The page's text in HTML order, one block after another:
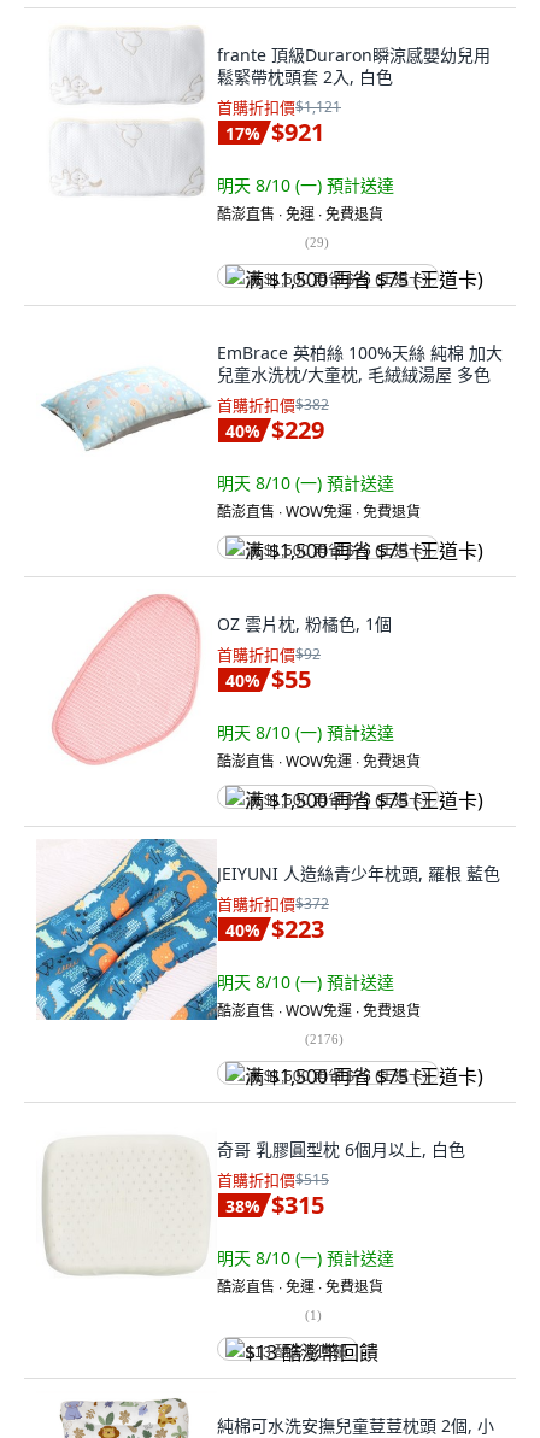
frante 頂級Duraron瞬涼感嬰幼兒用
鬆緊帶枕頭套 2入, 白色
首購折扣價$1,121
17% $921
明天 8/10 (一) 預計送達
酷澎直售 ∙ 免運 ∙ 免費退貨
(29)
满 $1,500 再省 $75 (王道卡)
EmBrace 英柏絲 100%天絲 純棉 加大
兒童水洗枕/大童枕, 毛絨絨湯屋 多色
首購折扣價$382
40% $229
明天 8/10 (一) 預計送達
酷澎直售 ∙ WOW免運 ∙ 免費退貨
满 $1,500 再省 $75 (王道卡)
OZ 雲片枕, 粉橘色, 1個
首購折扣價$92
40% $55
明天 8/10 (一) 預計送達
酷澎直售 ∙ WOW免運 ∙ 免費退貨
满 $1,500 再省 $75 (王道卡)
JEIYUNI 人造絲青少年枕頭, 羅根 藍色
首購折扣價$372
40% $223
明天 8/10 (一) 預計送達
酷澎直售 ∙ WOW免運 ∙ 免費退貨
(2176)
满 $1,500 再省 $75 (王道卡)
奇哥 乳膠圓型枕 6個月以上, 白色
首購折扣價$515
38% $315
明天 8/10 (一) 預計送達
酷澎直售 ∙ 免運 ∙ 免費退貨
(1)
$13 酷澎幣回饋
純棉可水洗安撫兒童荳荳枕頭 2個, 小